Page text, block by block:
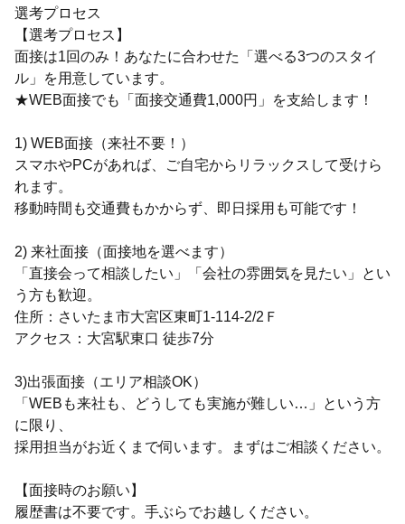
選考プロセス
【選考プロセス】
面接は1回のみ！あなたに合わせた「選べる3つのスタイ
ル」を用意しています。
★WEB面接でも「面接交通費1,000円」を支給します！
1) WEB面接（来社不要！）
スマホやPCがあれば、ご自宅からリラックスして受けら
れます。
移動時間も交通費もかからず、即日採用も可能です！
2) 来社面接（面接地を選べます）
「直接会って相談したい」「会社の雰囲気を見たい」とい
う方も歓迎。
住所：さいたま市大宮区東町1-114-2/2Ｆ
アクセス：大宮駅東口 徒歩7分
3)出張面接（エリア相談OK）
「WEBも来社も、どうしても実施が難しい…」という方
に限り、
採用担当がお近くまで伺います。まずはご相談ください。
【面接時のお願い】
履歴書は不要です。手ぶらでお越しください。